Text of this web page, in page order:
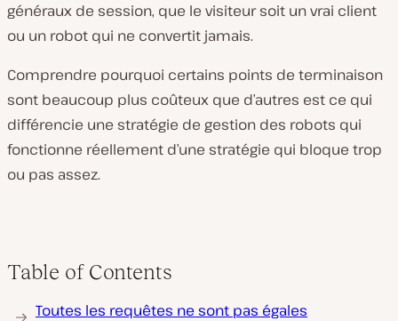
généraux de session, que le visiteur soit un vrai client
ou un robot qui ne convertit jamais.
Comprendre pourquoi certains points de terminaison
sont beaucoup plus coûteux que d’autres est ce qui
différencie une stratégie de gestion des robots qui
fonctionne réellement d’une stratégie qui bloque trop
ou pas assez.
Table of Contents
Toutes les requêtes ne sont pas égales